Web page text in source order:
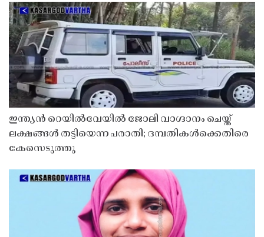
ഇന്ത്യൻ റെയിൽവേയിൽ ജോലി വാഗ്ദാനം ചെയ്ത്
ലക്ഷങ്ങൾ തട്ടിയെന്ന പരാതി; ദമ്പതികൾക്കെതിരെ
കേസെടുത്തു